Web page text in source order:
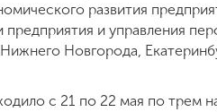
развития
и управления
Новгорода,
с 21 по 22 мая по трем